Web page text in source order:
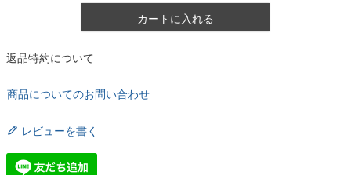
カートに入れる
返品特約について
商品についてのお問い合わせ
レビューを書く